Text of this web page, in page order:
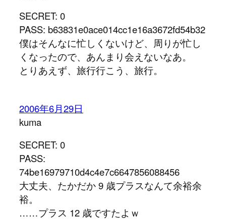
SECRET: 0
PASS: b63831e0ace014cc1e16a3672fd54b32
僕はそんなに忙しくないけど、周りが忙し
くなったので、あんまり会えないなあ。
とりあえず、旅行行こう、旅行。
2006年6月29日
kuma
SECRET: 0
PASS:
74be16979710d4c4e7c6647856088456
大丈夫、たかだか 9 歳プラスなんて余裕余
裕。
……プラス 12 歳ですたよｗ